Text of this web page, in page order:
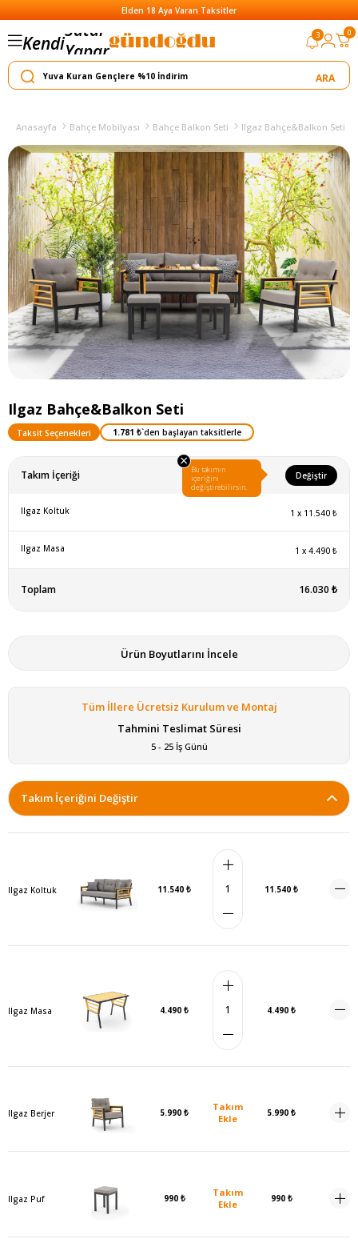
Elden 18 Aya Varan Taksitler
KendiYapar
Satar
3 0
Anasayfa Bahçe Mobilyası Bahçe Balkon Seti Ilgaz Bahçe&Balkon Seti
Ilgaz Bahçe&Balkon Seti
Taksit Seçenekleri 1.781 ₺`den başlayan taksitlerle
Takım İçeriği Değiştir
× Bu takımın
içeriğini
değiştirebilirsin.
Ilgaz Koltuk 1 x 11.540 ₺
Ilgaz Masa 1 x 4.490 ₺
Toplam 16.030 ₺
Ürün Boyutlarını İncele
Tüm İllere Ücretsiz Kurulum ve Montaj
Tahmini Teslimat Süresi
5 - 25 İş Günü
Takım İçeriğini Değiştir
Ilgaz Koltuk 11.540 ₺ 11.540 ₺
Ilgaz Masa 4.490 ₺ 4.490 ₺
Ilgaz Berjer 5.990 ₺
Takım
Ekle
5.990 ₺
Ilgaz Puf 990 ₺
Takım
Ekle
990 ₺